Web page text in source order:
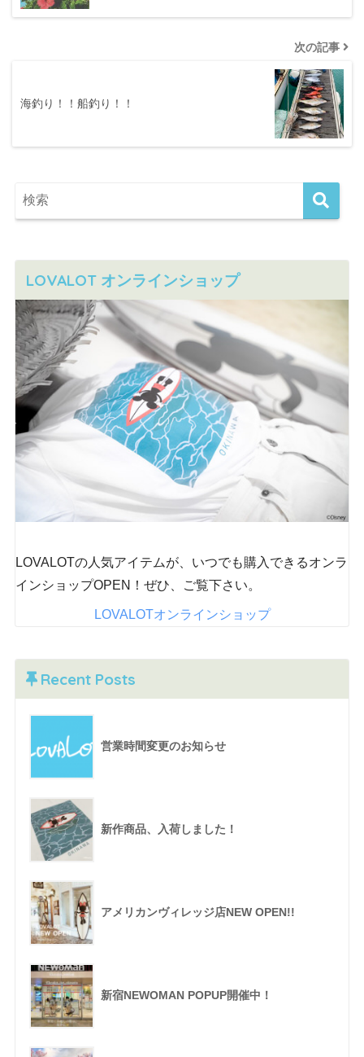
次の記事
海釣り！！船釣り！！
LOVALOT オンラインショップ
LOVALOTの人気アイテムが、いつでも購入できるオンラ
インショップOPEN！ぜひ、ご覧下さい。
LOVALOTオンラインショップ
Recent Posts
営業時間変更のお知らせ
新作商品、入荷しました！
アメリカンヴィレッジ店NEW OPEN!!
新宿NEWOMAN POPUP開催中！